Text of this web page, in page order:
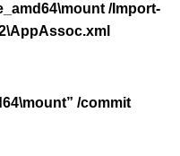
/Import-
/commit